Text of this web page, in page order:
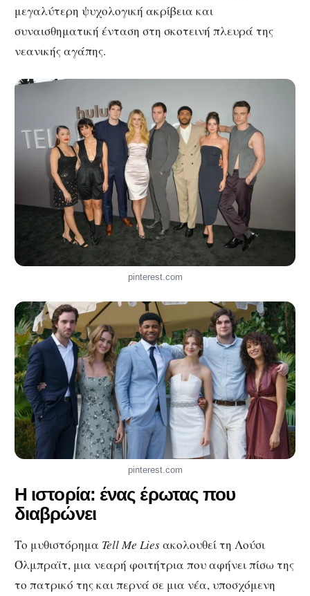
μεγαλύτερη ψυχολογική ακρίβεια και
συναισθηματική ένταση στη σκοτεινή πλευρά της
νεανικής αγάπης.
pinterest.com
pinterest.com
Η ιστορία: ένας έρωτας που
διαβρώνει
Το μυθιστόρημα Tell Me Liesακολουθεί τη Λούσι
Όλμπραϊτ, μια νεαρή φοιτήτρια που αφήνει πίσω της
το πατρικό της και περνά σε μια νέα, υποσχόμενη